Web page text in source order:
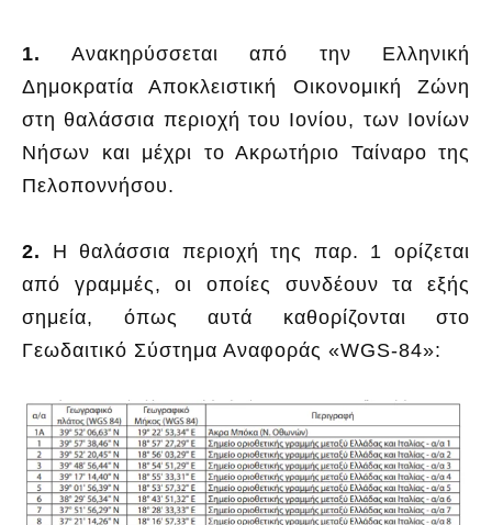
1. Ανακηρύσσεται από την Ελληνική
Δημοκρατία Αποκλειστική Οικονομική Ζώνη
στη θαλάσσια περιοχή του Ιονίου, των Ιονίων
Νήσων και μέχρι το Ακρωτήριο Ταίναρο της
Πελοποννήσου.
2. Η θαλάσσια περιοχή της παρ. 1 ορίζεται
από γραμμές, οι οποίες συνδέουν τα εξής
σημεία, όπως αυτά καθορίζονται στο
Γεωδαιτικό Σύστημα Αναφοράς «WGS-84»: